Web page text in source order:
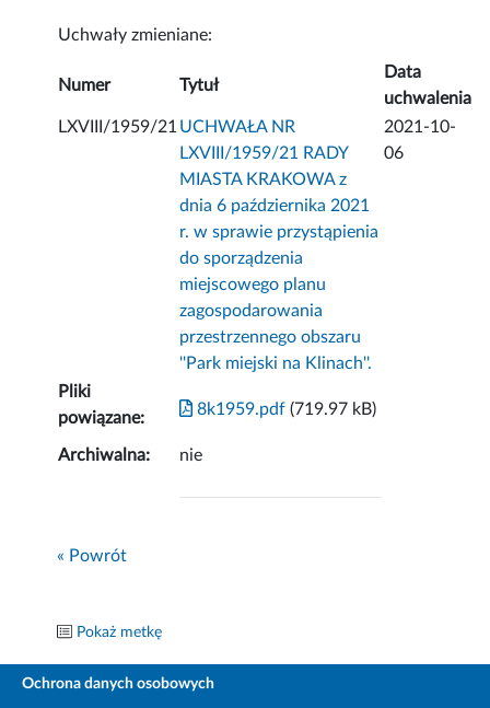
Uchwały zmieniane:
Numer Tytuł
Data
uchwalenia
LXVIII/1959/21 UCHWAŁA NR
LXVIII/1959/21 RADY
MIASTA KRAKOWA z
dnia 6 października 2021
r. w sprawie przystąpienia
do sporządzenia
miejscowego planu
zagospodarowania
przestrzennego obszaru
''Park miejski na Klinach''.
2021-10-
06
Pliki
powiązane:
8k1959.pdf (719.97 kB)
Archiwalna: nie
« Powrót
Pokaż metkę
Ochrona danych osobowych